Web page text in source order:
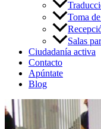
Toma
Salas
Ciudadanía activa
Contacto
Apúntate
Blog